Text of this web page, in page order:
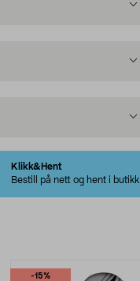
Klikk&Hent
Bestill på nett og hent i butikk
-15%